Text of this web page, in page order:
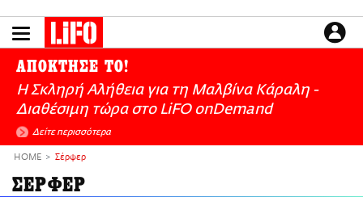
το
ΕΙΔΗΣΕΙΣ
CULTURE
ΑΠΟΨΕΙΣ
ΤΡΟΠΟΣ ΖΩΗΣ
PODCASTS
Plus
ΑΠΟΚΤΗΣΕ ΤΟ!
Η Σκληρή Αλήθεια για τη Μαλβίνα Κάραλη -
Διαθέσιμη τώρα στo LiFO onDemand
Δείτε περισσότερα
HOME Σέρφερ
ΣΕΡΦΕΡ